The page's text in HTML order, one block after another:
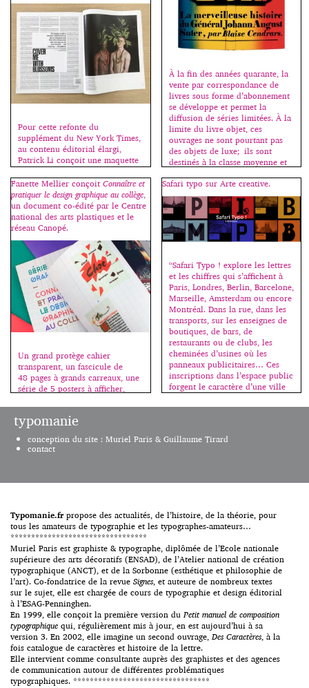
pouvant exister entre […]
de Photoshop. Un simple menu
permet de naviguer et de tester
les différents caractères sans
avoir à quitter le logiciel. Les
catégories, Serif, Sans […]
Pour cette refonte du
supplément du New York Times,
au contenu éditorial élargi,
Patrick Li conçoit une maquette
forte, moderne et brute, en
collaboration avec la nouvelle
rédactrice en chef du magazine,
Hanya Yanagihara. La densité du
texte induit des pages fortement
construites, qui s’appuient sur
les créations de caractères de la
Fonderie Commercial Type, […]
À la fin des années quarante, la
vente par correspondance de
livres sous forme d’abonnement
se développe et permet la
diffusion de séries limitées. À la
limite du livre objet, ces
ouvrages ne sont pourtant pas
des objets de luxe; ils sont
destinés à la classe moyenne et
les voient […]
Fanette Mellier conçoit Connaître et
pratiquer le design graphique au collège,
un document co-édité par le Centre
national des arts plastiques et le
réseau Canopé.
Un grand protège cahier
transparent, un fascicule de
48 pages à grands carreaux, une
série de 5 posters à afficher,
collège ! Fanette Mellier invente
la madeleine qui nous renvoie à
nos premières émotions
graphiques, souvent liées à
l’école. Cahiers, stylos, livres,
Safari typo sur Arte creative.
“Safari Typo ! explore les lettres
et les chiffres qui s’affichent à
Paris, Londres, Berlin, Barcelone,
Marseille, Amsterdam ou encore
Montréal. Dans la rue, dans les
transports, sur les enseignes de
boutiques, de bars, de
restaurants ou de clubs, les
cheminées d’usines où les
panneaux publicitaires… Ces
inscriptions dans l’espace public
forgent le caractère d’une ville
aussi […]
typomanie
conception du site : Muriel Paris & Guillaume Tirard
contact
Typomanie.fr propose des actualités, de l’histoire, de la théorie, pour
tous les amateurs de typographie et les typographes-amateurs…
*********************************
Muriel Paris est graphiste & typographe, diplômée de l’Ecole nationale
supérieure des arts décoratifs (ENSAD), de l’Atelier national de création
typographique (ANCT), et de la Sorbonne (esthétique et philosophie de
l’art). Co-fondatrice de la revue Signes, et auteure de nombreux textes
sur le sujet, elle est chargée de cours de typographie et design éditorial
à l’ESAG-Penninghen.
En 1999, elle conçoit la première version duPetit manuel de composition
typographique qui, régulièrement mis à jour, en est aujourd’hui à sa
version 3. En 2002, elle imagine un second ouvrage, Des Caractères, à la
fois catalogue de caractères et histoire de la lettre.
Elle intervient comme consultante auprès des graphistes et des agences
de communication autour de différentes problématiques
typographiques. *********************************